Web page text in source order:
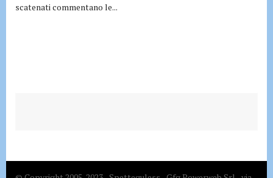
scatenati commentano le...